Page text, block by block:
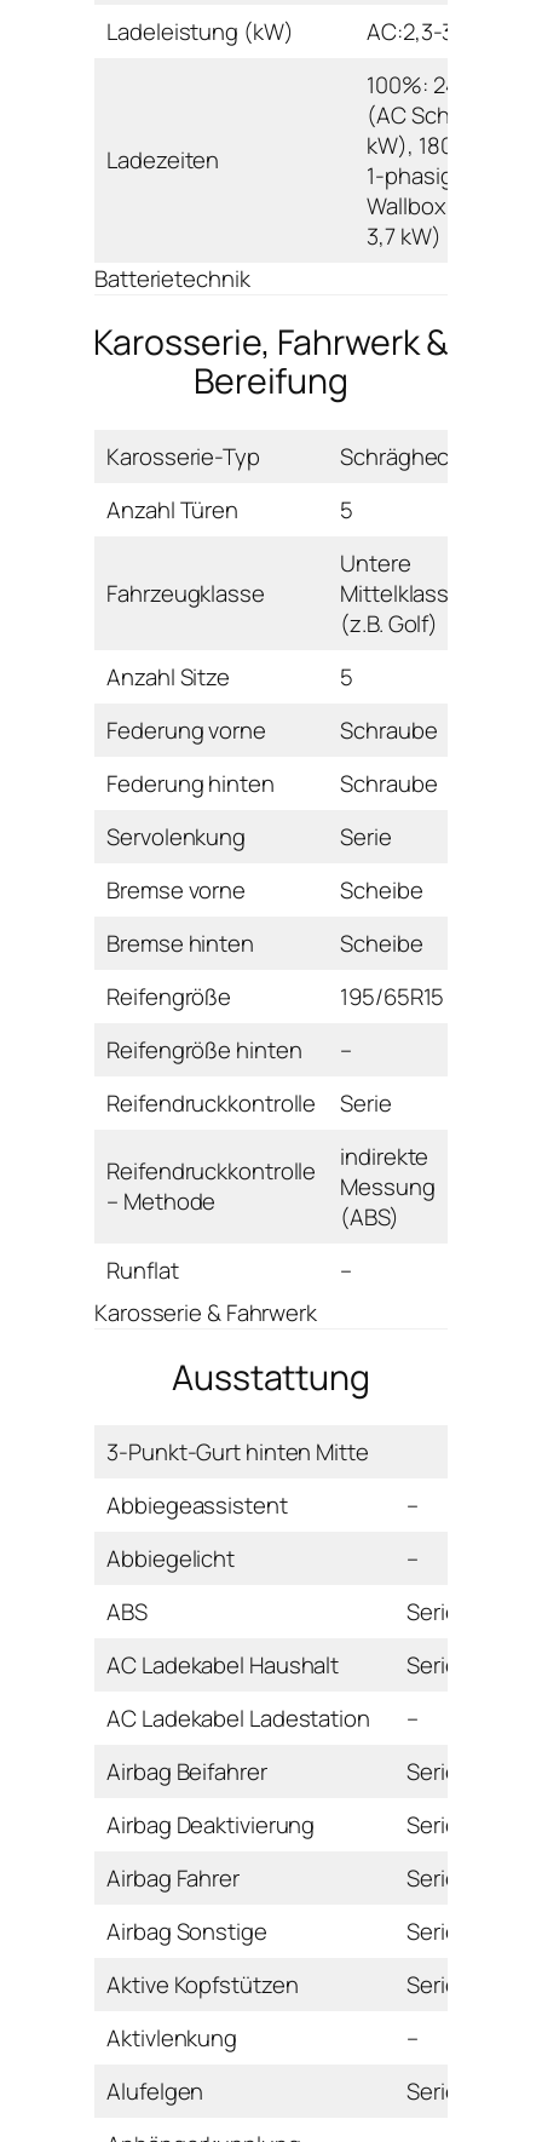
Ladeleistung (kW)
AC:2,3-3,7
Ladezeiten
100%: 240 min.
(AC Schuko 2,3
kW), 180 min. (AC
1-phasig
Wallbox/
3,7 kW)
Batterietechnik
Karosserie, Fahrwerk &
Bereifung
Karosserie-Typ
Schrägheck
Anzahl Türen
5
Fahrzeugklasse
Untere
Mittelklasse
(z.B. Golf)
Anzahl Sitze
5
Federung vorne
Schraube
Federung hinten
Schraube
Servolenkung
Serie
Bremse vorne
Scheibe
Bremse hinten
Scheibe
Reifengröße
195/65R15
Reifengröße hinten
–
Reifendruckkontrolle
Serie
Reifendruckkontrolle
– Methode
indirekte
Messung
(ABS)
Runflat
–
Karosserie & Fahrwerk
Ausstattung
3-Punkt-Gurt hinten Mitte
Abbiegeassistent
–
Abbiegelicht
–
ABS
Serie
AC Ladekabel Haushalt
Serie
AC Ladekabel Ladestation
–
Airbag Beifahrer
Serie
Airbag Deaktivierung
Serie
Airbag Fahrer
Serie
Airbag Sonstige
Serie
Aktive Kopfstützen
Serie
Aktivlenkung
–
Alufelgen
Serie